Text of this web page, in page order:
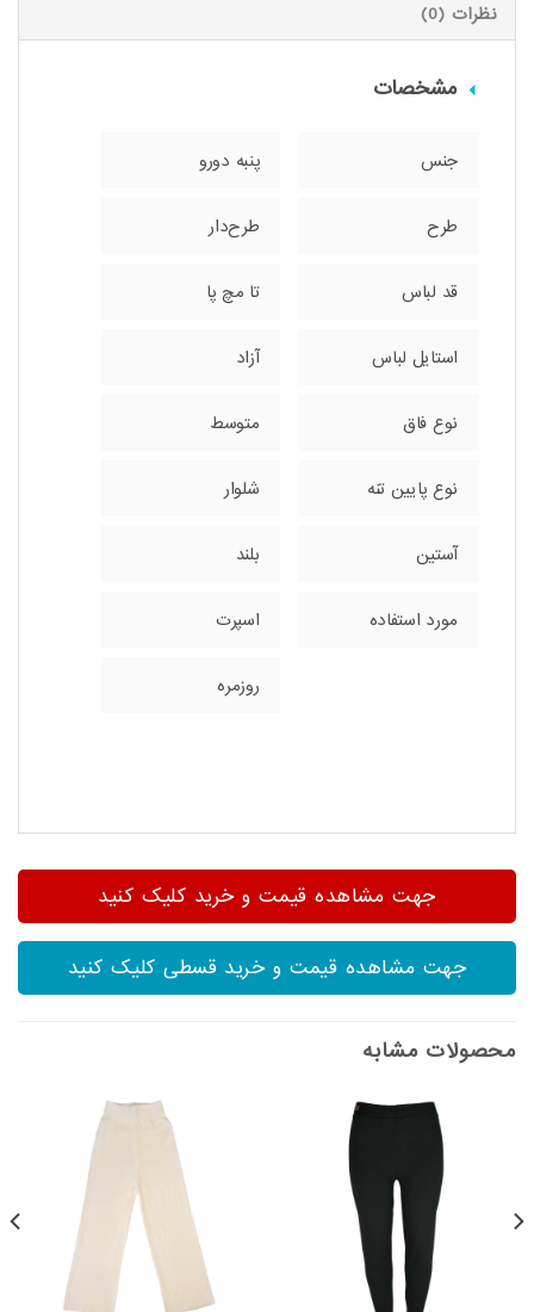
نظرات (0)
مشخصات
جنس پنبه دورو
طرح طرح‌دار
قد لباس تا مچ پا
استایل لباس آزاد
نوع فاق متوسط
نوع پایین تنه شلوار
آستین بلند
مورد استفاده اسپرت
روزمره
جهت مشاهده قیمت و خرید کلیک کنید
جهت مشاهده قیمت و خرید قسطی کلیک کنید
محصولات مشابه